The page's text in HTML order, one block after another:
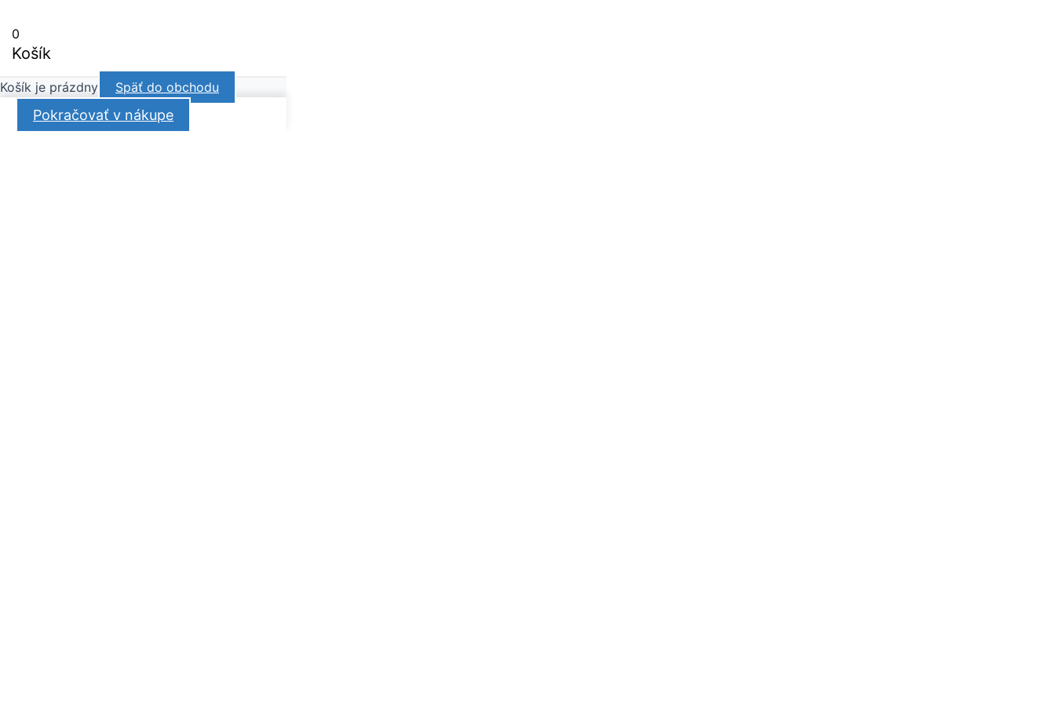
0
Košík
Košík je prázdny Späť do obchodu
Pokračovať v nákupe